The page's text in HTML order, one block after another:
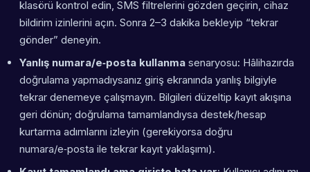
klasörü kontrol edin, SMS filtrelerini gözden geçirin, cihaz
bildirim izinlerini açın. Sonra 2–3 dakika bekleyip “tekrar
gönder” deneyin.
Yanlış numara/e‑posta kullanma senaryosu: Hâlihazırda
doğrulama yapmadıysanız giriş ekranında yanlış bilgiyle
tekrar denemeye çalışmayın. Bilgileri düzeltip kayıt akışına
geri dönün; doğrulama tamamlandıysa destek/hesap
kurtarma adımlarını izleyin (gerekiyorsa doğru
numara/e‑posta ile tekrar kayıt yaklaşımı).